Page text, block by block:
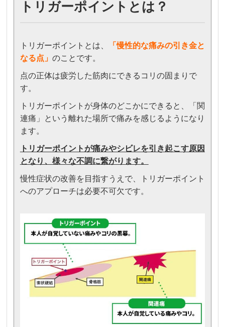
トリガーポイントとは？
トリガーポイントとは、 「慢性的な痛みの引き金と
なる点」 のことです。
点の正体は疲労した筋肉にできるコリの固まりで
す。
トリガーポイントが身体のどこかにできると、「関
連痛」という離れた場所で痛みを感じるようになり
ます。
トリガーポイントが痛みやシビレを引き起こす原因
となり、様々な不調に繋がります。
慢性症状の改善を目指すうえで、トリガーポイント
へのアプローチは必要不可欠です。